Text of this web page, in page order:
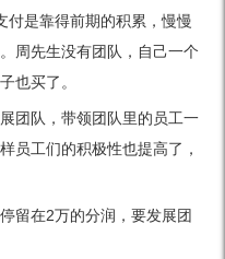
付是靠得前期的积累，慢慢
周先生没有团队，自己一个
也买了。
团队，带领团队里的员工一
员工们的积极性也提高了，
留在2万的分润，要发展团